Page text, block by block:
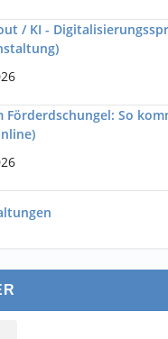
/ KI -
Förderdschungel: So